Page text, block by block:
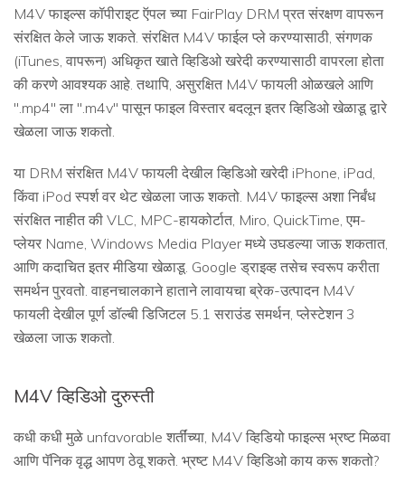
M4V फाइल्स कॉपीराइट ऍपल च्या FairPlay DRM प्रत संरक्षण वापरून
संरक्षित केले जाऊ शकते. संरक्षित M4V फाईल प्ले करण्यासाठी, संगणक
(iTunes, वापरून) अधिकृत खाते व्हिडिओ खरेदी करण्यासाठी वापरला होता
की करणे आवश्यक आहे. तथापि, असुरक्षित M4V फायली ओळखले आणि
".mp4" ला ".m4v" पासून फाइल विस्तार बदलून इतर व्हिडिओ खेळाडू द्वारे
खेळला जाऊ शकतो.
या DRM संरक्षित M4V फायली देखील व्हिडिओ खरेदी iPhone, iPad,
किंवा iPod स्पर्श वर थेट खेळला जाऊ शकतो. M4V फाइल्स अशा निर्बंध
संरक्षित नाहीत की VLC, MPC-हायकोर्टात, Miro, QuickTime, एम-
प्लेयर Name, Windows Media Player मध्ये उघडल्या जाऊ शकतात,
आणि कदाचित इतर मीडिया खेळाडू. Google ड्राइव्ह तसेच स्वरूप करीता
समर्थन पुरवतो. वाहनचालकाने हाताने लावायचा ब्रेक-उत्पादन M4V
फायली देखील पूर्ण डॉल्बी डिजिटल 5.1 सराउंड समर्थन, प्लेस्टेशन 3
खेळला जाऊ शकतो.
M4V व्हिडिओ दुरुस्ती
कधी कधी मुळे unfavorable शर्तींच्या, M4V व्हिडियो फाइल्स भ्रष्ट मिळवा
आणि पॅनिक वृद्ध आपण ठेवू शकते. भ्रष्ट M4V व्हिडिओ काय करू शकतो?